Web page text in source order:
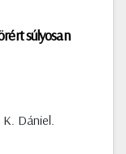
súlyosan
Dániel.